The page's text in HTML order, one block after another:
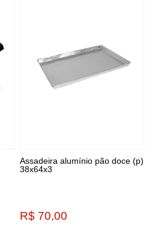
Assadeira alumínio pão doce (p)
38x64x3
R$ 70,00